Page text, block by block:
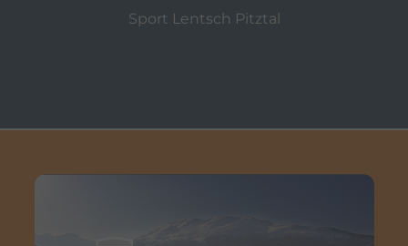
eingebetteten YouTube-
yt-remote-session-name
Dieses Cookie
Sport Lentsch Pitztal